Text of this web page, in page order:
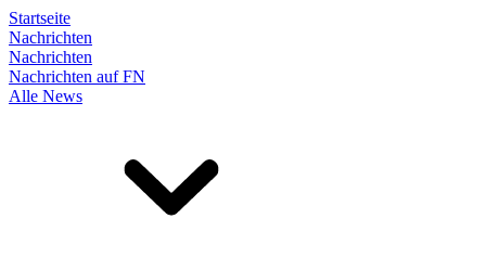
Startseite
Nachrichten
Nachrichten
Nachrichten auf FN
Alle News